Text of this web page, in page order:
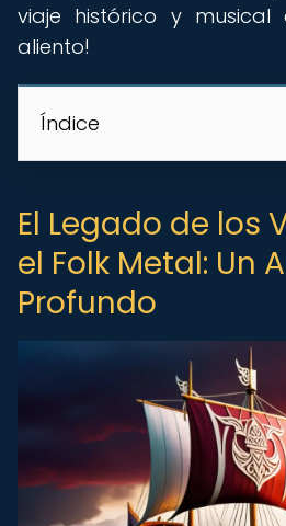
viaje histórico y
aliento!
Índice
El Legado de los
el Folk Metal: Un
Profundo